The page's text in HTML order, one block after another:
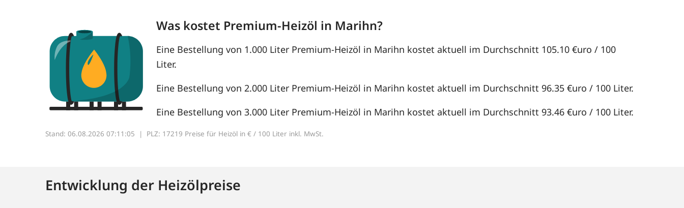
Was kostet Premium-Heizöl in Marihn?
Eine Bestellung von 1.000 Liter Premium-Heizöl in Marihn kostet aktuell im Durchschnitt 105.10 €uro / 100
Liter.
Eine Bestellung von 2.000 Liter Premium-Heizöl in Marihn kostet aktuell im Durchschnitt 96.35 €uro / 100 Liter.
Eine Bestellung von 3.000 Liter Premium-Heizöl in Marihn kostet aktuell im Durchschnitt 93.46 €uro / 100 Liter.
Stand: 06.08.2026 07:11:05 | PLZ: 17219 Preise für Heizöl in € / 100 Liter inkl. MwSt.
Entwicklung der Heizölpreise